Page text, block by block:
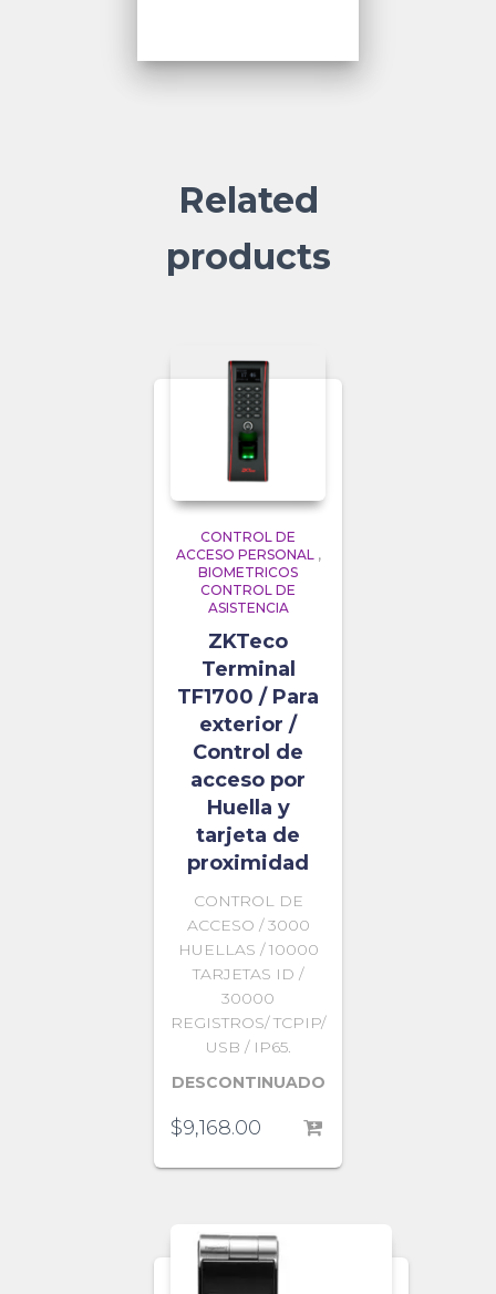
Related
products
CONTROL DE
ACCESO PERSONAL ,
BIOMETRICOS
CONTROL DE
ASISTENCIA
ZKTeco
Terminal
TF1700 / Para
exterior /
Control de
acceso por
Huella y
tarjeta de
proximidad
CONTROL DE
ACCESO / 3000
HUELLAS / 10000
TARJETAS ID /
30000
REGISTROS/ TCPIP/
USB / IP65.
DESCONTINUADO
$9,168.00